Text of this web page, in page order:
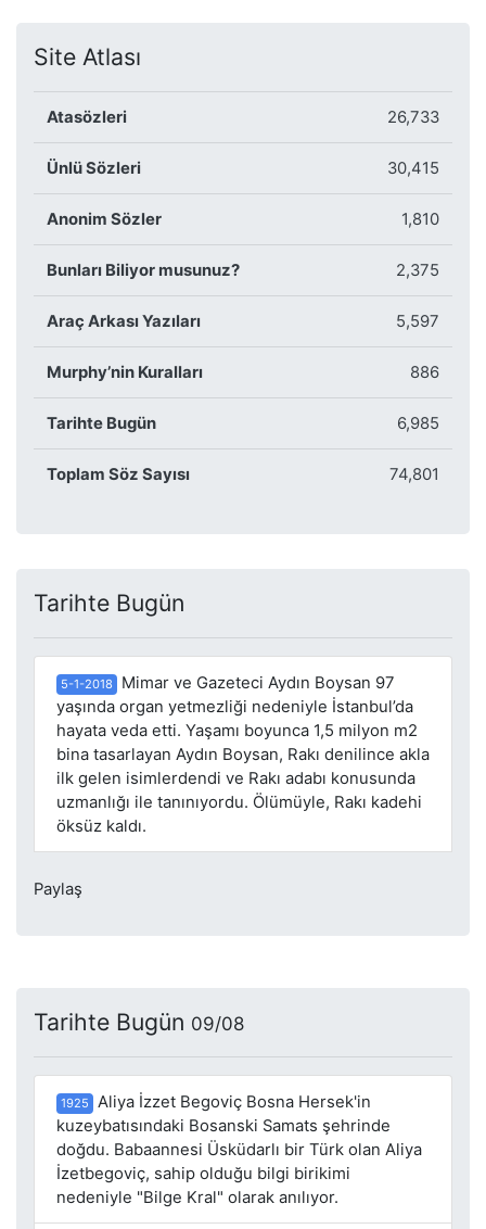
Site Atlası
Atasözleri 26,733
Ünlü Sözleri 30,415
Anonim Sözler 1,810
Bunları Biliyor musunuz? 2,375
Araç Arkası Yazıları 5,597
Murphy’nin Kuralları 886
Tarihte Bugün 6,985
Toplam Söz Sayısı 74,801
Tarihte Bugün
5-1-2018
Mimar ve Gazeteci Aydın Boysan 97
yaşında organ yetmezliği nedeniyle İstanbul’da
hayata veda etti. Yaşamı boyunca 1,5 milyon m2
bina tasarlayan Aydın Boysan, Rakı denilince akla
ilk gelen isimlerdendi ve Rakı adabı konusunda
uzmanlığı ile tanınıyordu. Ölümüyle, Rakı kadehi
öksüz kaldı.
Paylaş
Tarihte Bugün 09/08
1925
Aliya İzzet Begoviç Bosna Hersek'in
kuzeybatısındaki Bosanski Samats şehrinde
doğdu. Babaannesi Üsküdarlı bir Türk olan Aliya
İzetbegoviç, sahip olduğu bilgi birikimi
nedeniyle "Bilge Kral" olarak anılıyor.